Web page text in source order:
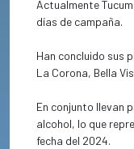
Actualmente
días de campaña.
Han concluido sus
La Corona, Bella
En conjunto llevan
alcohol, lo que
fecha del 2024.